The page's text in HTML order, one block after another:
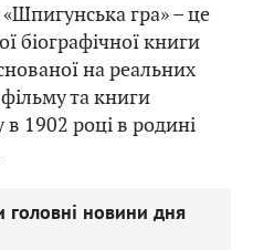
гра» – це
біографічної книги
на реальних
та книги
1902 році в родині
головні новини дня